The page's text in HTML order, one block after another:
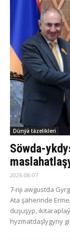
Dünýä täzelikleri
Söwda-
2026-08-07
7-nji awgustda
Ata şäherinde
duşuşyp,
hyzmatdaşlygyny